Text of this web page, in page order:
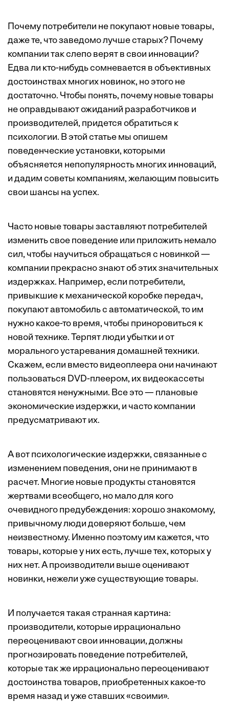
Почему потребители не покупают новые товары,
даже те, что заведомо лучше старых? Почему
компании так слепо верят в свои инновации?
Едва ли кто-нибудь сомневается в объективных
достоинствах многих новинок, но этого не
достаточно. Чтобы понять, почему новые товары
не оправдывают ожиданий разработчиков и
производителей, придется обратиться к
психологии. В этой статье мы опишем
поведенческие установки, которыми
объясняется непопулярность многих инноваций,
и дадим советы компаниям, желающим повысить
свои шансы на успех.
Часто новые товары заставляют потребителей
изменить свое поведение или приложить немало
сил, чтобы научиться обращаться с новинкой —
компании прекрасно знают об этих значительных
издержках. Например, если потребители,
привыкшие к механической коробке передач,
покупают автомобиль с автоматической, то им
нужно какое-то время, чтобы приноровиться к
новой технике. Терпят люди убытки и от
морального устаревания домашней техники.
Скажем, если вместо видеоплеера они начинают
пользоваться DVD-плеером, их видеокассеты
становятся ненужными. Все это — плановые
экономические издержки, и часто компании
предусматривают их.
А вот психологические издержки, связанные с
изменением поведения, они не принимают в
расчет. Многие новые продукты становятся
жертвами всеобщего, но мало для кого
очевидного предубеждения: хорошо знакомому,
привычному люди доверяют больше, чем
неизвестному. Именно поэтому им кажется, что
товары, которые у них есть, лучше тех, которых у
них нет. А производители выше оценивают
новинки, нежели уже существующие товары.
И получается такая странная картина:
производители, которые иррационально
переоценивают свои инновации, должны
прогнозировать поведение потребителей,
которые так же иррационально переоценивают
достоинства товаров, приобретенных какое-то
время назад и уже ставших «своими».